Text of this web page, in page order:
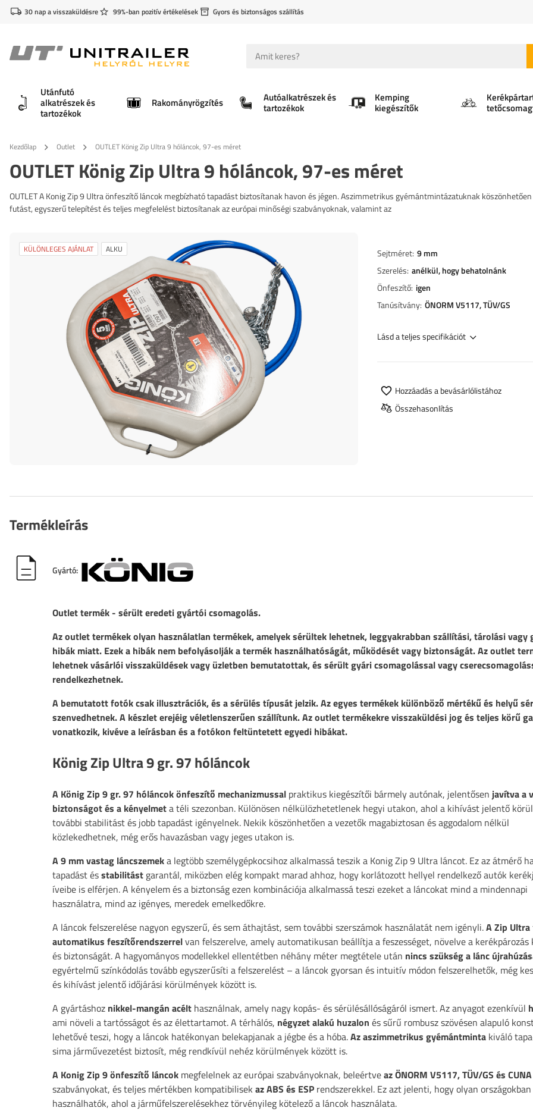
30 nap a visszaküldésre 99%-ban pozitív értékelések Gyors és biztonságos szállítás
Utánfutó
alkatrészek és
tartozékok
Rakományrögzítés Autóalkatrészek és
tartozékok
Kemping
kiegészítők
Kezdőlap Outlet OUTLET König Zip Ultra 9 hóláncok, 97-es méret
OUTLET König Zip Ultra 9 hóláncok, 97-es méret
OUTLET A Konig Zip 9 Ultra önfeszítő láncok megbízható tapadást biztosítanak havon és jégen. Aszimmetrikus gyémántmintázatuknak
futást, egyszerű telepítést és teljes megfelelést biztosítanak az európai minőségi szabványoknak, valamint az
KÜLÖNLEGES AJÁNLAT ALKU Sejtméret 9 mm
Szerelés anélkül, hogy behatolnánk
Önfeszítő igen
Tanúsítvány ÖNORM V5117 TÜV/GS
Lásd a teljes specifikációt
Hozzáadás a bevásárlólistához
Összehasonlítás
Termékleírás
Gyártó:
Outlet termék - sérült eredeti gyártói csomagolás.
Az outlet termékek olyan használatlan termékek, amelyek sérültek lehetnek, leggyakrabban szállítási, tárolási vagy
hibák miatt. Ezek a hibák nem befolyásolják a termék használhatóságát, működését vagy biztonságát. Az outlet
lehetnek vásárlói visszaküldések vagy üzletben bemutatottak, és sérült gyári csomagolással vagy
rendelkezhetnek.
A bemutatott fotók csak illusztrációk, és a sérülés típusát jelzik. Az egyes termékek különböző mértékű és helyű
szenvedhetnek. A készlet erejéig véletlenszerűen szállítunk. Az outlet termékekre visszaküldési jog és teljes körű
vonatkozik, kivéve a leírásban és a fotókon feltüntetett egyedi hibákat.
König Zip Ultra 9 gr. 97 hóláncok
A König Zip 9 gr. 97 hóláncok önfeszítő mechanizmussal praktikus kiegészítői bármely autónak, jelentősen javítva a
biztonságot és a kényelmeta téli szezonban. Különösen nélkülözhetetlenek hegyi utakon, ahol a kihívást jelentő
további stabilitást és jobb tapadást igényelnek. Nekik köszönhetően a vezetők magabiztosan és aggodalom nélkül
közlekedhetnek, még erős havazásban vagy jeges utakon is.
A 9 mmvastag láncszemeka legtöbb személygépkocsihoz alkalmassá teszik a Konig Zip 9 Ultra láncot. Ez az átmérő
tapadást ésstabilitást garantál, miközben elég kompakt marad ahhoz, hogy korlátozott hellyel rendelkező autók
íveibe is elférjen. A kényelem és a biztonság ezen kombinációja alkalmassá teszi ezeket a láncokat mind a mindennapi
használatra, mind az igényes, meredek emelkedőkre.
A láncok felszerelése nagyon egyszerű, és sem áthajtást, sem további szerszámok használatát nem igényli.A Zip Ultra
automatikus feszítőrendszerrelvan felszerelve, amely automatikusan beállítja a feszességet, növelve a
és biztonságát. A hagyományos modellekkel ellentétben néhány méter megtétele után nincs szükség a lánc
egyértelmű színkódolás tovább egyszerűsíti a felszerelést – a láncok gyorsan és intuitív módon felszerelhetők, még
és kihívást jelentő időjárási körülmények között is.
A gyártáshoz nikkel-mangán acélt használnak, amely nagy kopás- és sérülésállóságáról ismert. Az anyagot ezenkívül
ami növeli a tartósságot és az élettartamot. A térhálós, négyzet alakú huzalon és sűrű rombusz szövésen alapuló
lehetővé teszi, hogy a láncok hatékonyan belekapjanak a jégbe és a hóba.Az aszimmetrikus gyémántminta kiváló
sima járművezetést biztosít, még rendkívül nehéz körülmények között is.
A Konig Zip 9 önfeszítő láncok megfelelnek az európai szabványoknak, beleértveaz ÖNORM V5117, TÜV/GS és CUNA
szabványokat, és teljes mértékben kompatibilisek az ABS és ESP rendszerekkel. Ez azt jelenti, hogy olyan
használhatók, ahol a járműfelszerelésekhez törvényileg kötelező a láncok használata.